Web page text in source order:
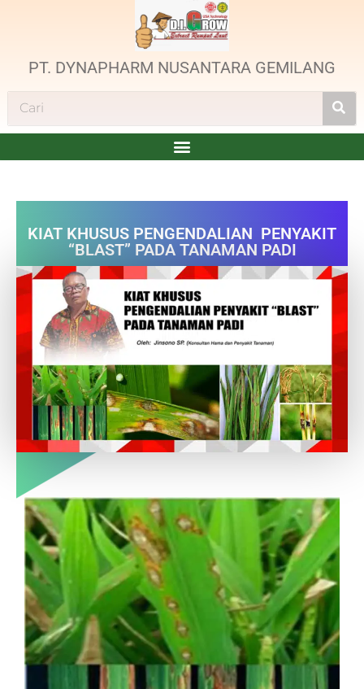
PT. DYNAPHARM NUSANTARA GEMILANG
KIAT KHUSUS PENGENDALIAN PENYAKIT
“BLAST” PADA TANAMAN PADI